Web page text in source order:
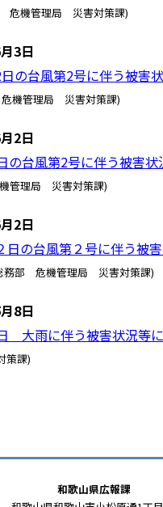
危機管理局 災害対策課)
3日
の台風第2号に伴う被害
機管理局 災害対策課)
2日
の台風第2号に伴う被害状
管理局 災害対策課)
2日
日の台風第２号に伴う被
務部 危機管理局 災害対策課)
8日
大雨に伴う被害状況等
策課)
和歌山県広報課